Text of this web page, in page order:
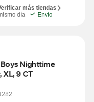
más tiendas
día
Envío
Nighttime
XL, 9 CT